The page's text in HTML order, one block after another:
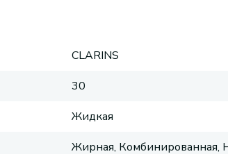
CLARINS
30
Жидкая
Жирная, Комбинированная,